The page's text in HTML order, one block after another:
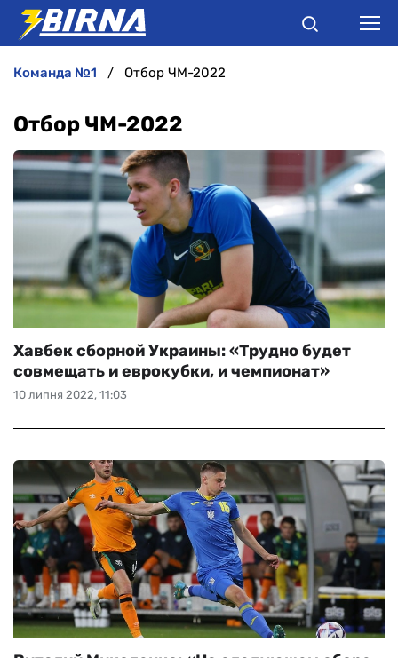
АНАЛІТИКА
ІНТЕРВ'Ю
БУКМЕКЕРИ
команда №1 Отбор ЧМ-2022
Отбор ЧМ-2022
10 липня 2022, 11:03
Хавбек сборной Украины: «Трудно будет
совмещать и еврокубки, и чемпионат»